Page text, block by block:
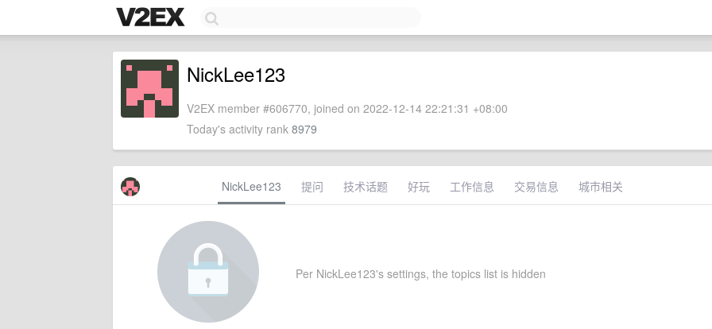
NickLee123
V2EX member #606770, joined on 2022-12-14 22:21:31 +08:00
Today's activity rank 8979
NickLee123 提问 技术话题 好玩 工作信息 交易信息 城市相关
Per NickLee123's settings, the topics list is hidden